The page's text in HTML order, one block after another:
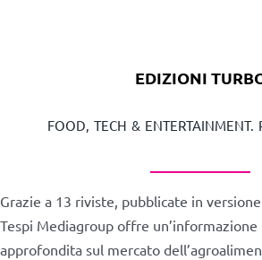
EDIZIONI
FOOD, TECH & ENTERTAINMENT.
Grazie a 13 riviste, pubblicate in
Tespi Mediagroup offre un’informazione
approfondita sul mercato